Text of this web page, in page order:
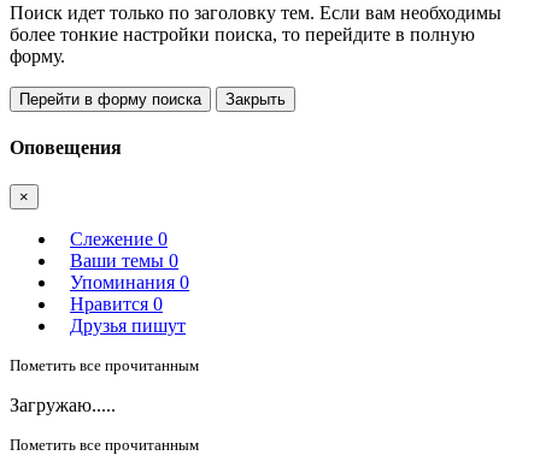
Поиск идет только по заголовку тем. Если вам необходимы
более тонкие настройки поиска, то перейдите в полную
форму.
Перейти в форму поиска Закрыть
Оповещения
×
Слежение 0
Ваши темы 0
Упоминания 0
Нравится 0
Друзья пишут
Пометить все прочитанным
Загружаю.....
Пометить все прочитанным